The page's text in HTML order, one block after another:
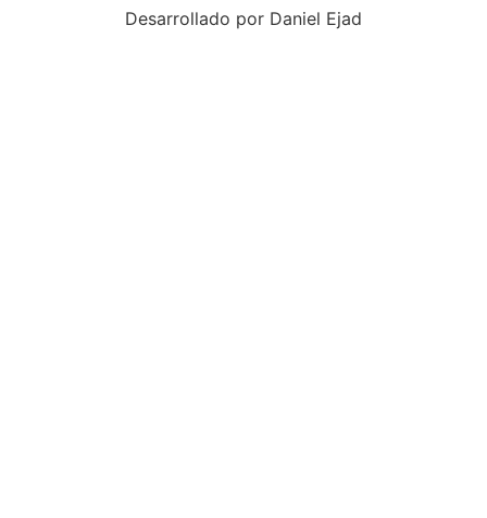
Desarrollado por Daniel Ejad